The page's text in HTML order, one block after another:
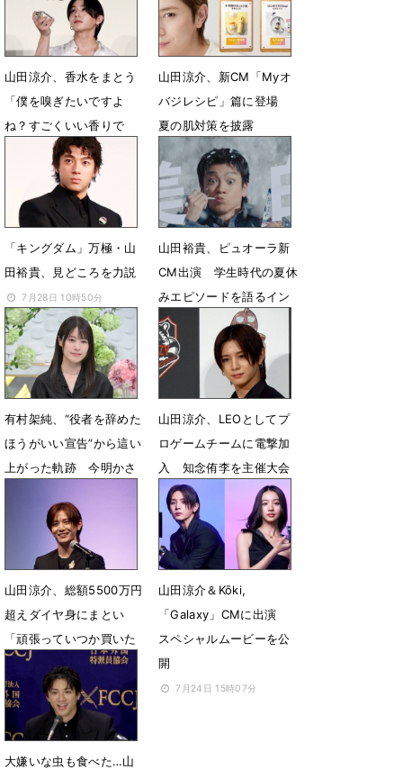
山田涼介、香水をまとう
「僕を嗅ぎたいですよ
ね？すごくいい香りで
す、僕（笑）」
8月4日 21時55分
山田涼介、新CM「Myオ
バジレシピ」篇に登場
夏の肌対策を披露
7月29日 12時30分
「キングダム」万極・山
田裕貴、見どころを力説
7月28日 10時50分
山田裕貴、ピュオーラ新
CM出演 学生時代の夏休
みエピソードを語るイン
タビュー動画も公開
7月6日 11時05分
有村架純、“役者を辞めた
ほうがいい宣告”から這い
上がった軌跡 今明かさ
5月1日 17時00分
山田涼介、LEOとしてプ
ロゲームチームに電撃加
入 知念侑李を主催大会
で「ボコボコにしたい」
8月20日 22時00分
山田涼介、総額5500万円
超えダイヤ身にまとい
「頑張っていつか買いた
いですねぇ」
8月1日 16時59分
山田涼介＆Kōki,
「Galaxy」CMに出演
スペシャルムービーを公
開
7月24日 15時07分
大嫌いな虫も食べた…山